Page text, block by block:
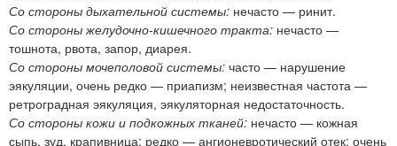
Со стороны дыхательной системы: нечасто — ринит.
Со стороны желудочно-кишечного тракта: нечасто —
тошнота, рвота, запор, диарея.
Со стороны мочеполовой системы: часто — нарушение
эякуляции, очень редко — приапизм; неизвестная частота —
ретроградная эякуляция, эякуляторная недостаточность.
Со стороны кожи и подкожных тканей: нечасто — кожная
сыпь, зуд, крапивница; редко — ангионевротический отек; очень